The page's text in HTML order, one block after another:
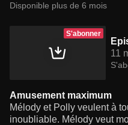
Disponible plus de 6 mois
S'abonner
11
Amusement maximum
Mélody et Polly veulent à
inoubliable. Mélody veut